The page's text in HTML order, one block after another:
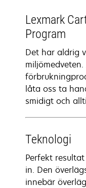
Lexmark
Program
Det har aldrig
låta oss ta
smidigt och
Teknologi
Perfekt
in. Den
innebär